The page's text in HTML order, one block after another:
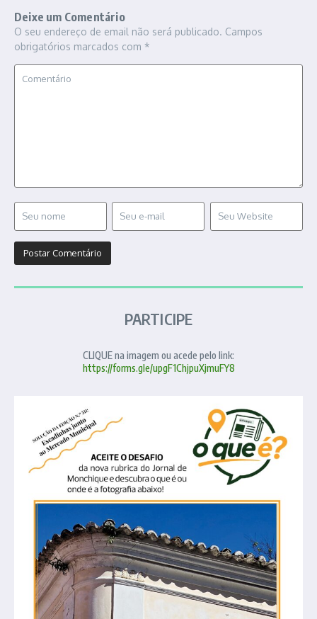
Deixe um Comentário
O seu endereço de email não será publicado. Campos
obrigatórios marcados com *
PARTICIPE
CLIQUE na imagem ou acede pelo link:
https://forms.gle/upgF1ChjpuXjmuFY8